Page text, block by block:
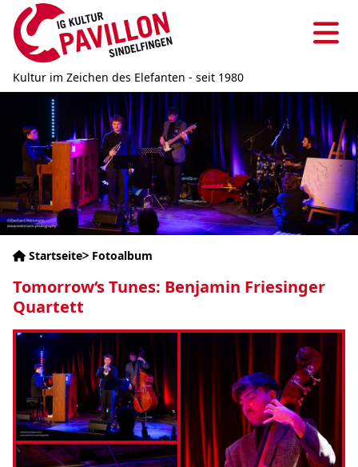
Direkt
zum
Inhalt
Kultur im Zeichen des Elefanten - seit 1980
Pfadnavigation
Startseite Fotoalbum
Tomorrow‘s Tunes: Benjamin Friesinger
Quartett